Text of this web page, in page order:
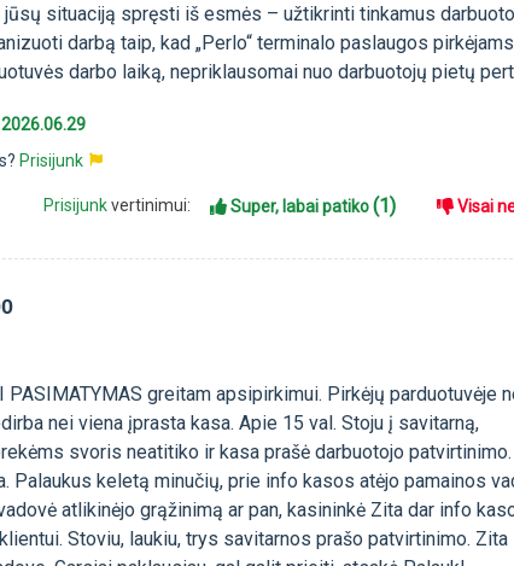
jūsų situaciją spręsti iš esmės – užtikrinti tinkamus
darbą taip, kad „Perlo“ terminalo paslaugos
darbo laiką, nepriklausomai nuo darbuotojų pietų
2026.06.29
Prisijunk
Prisijunkvertinimui: Super, labai patiko(1) Visai
PASIMATYMAS greitam apsipirkimui. Pirkėjų parduotuvėje
nei viena įprasta kasa. Apie 15 val. Stoju į savitarną,
svoris neatitiko ir kasa prašė darbuotojo patvirtinimo.
Palaukus keletą minučių, prie info kasos atėjo pamainos
atlikinėjo grąžinimą ar pan, kasininkė Zita dar info
Stoviu, laukiu, trys savitarnos prašo patvirtinimo.